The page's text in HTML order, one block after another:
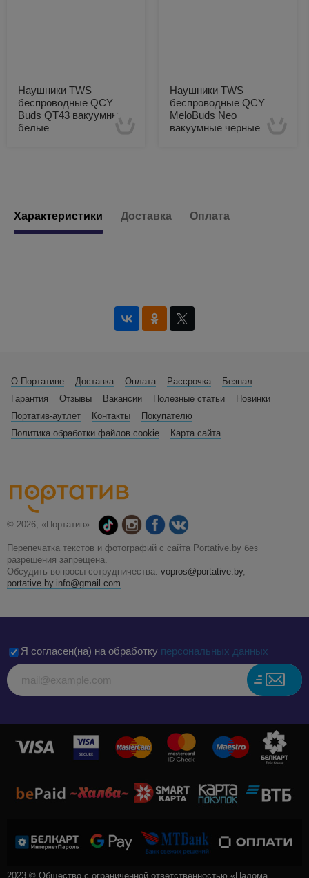
Наушники TWS
беспроводные QCY
Buds QT43 вакуумные
белые
Наушники TWS
беспроводные QCY
MeloBuds Neo
вакуумные черные
Характеристики Доставка Оплата
О Портативе Доставка Оплата Рассрочка
Безнал
Гарантия
Отзывы Вакансии Полезные статьи
Новинки
Портатив-аутлет
Контакты
Покупателю
Политика обработки файлов cookie
Карта сайта
© 2026, «Портатив»
Перепечатка текстов и фотографий с сайта Portative.by без
разрешения запрещена.
Обсудить вопросы сотрудничества: vopros@portative.by,
portative.by.info@gmail.com
Я согласен(на) на обработку персональных данных
2023 © Общество с ограниченной ответственностью «Палома